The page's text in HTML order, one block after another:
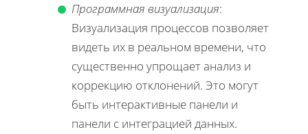
Программная визуализация:
Визуализация процессов позволяет
видеть их в реальном времени, что
существенно упрощает анализ и
коррекцию отклонений. Это могут
быть интерактивные панели и
панели с интеграцией данных.